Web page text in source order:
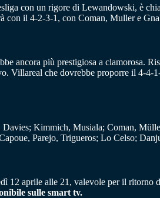
con un rigore di Lewandowski, è
con il 4-2-3-1, con Coman, Muller e
ancora più prestigiosa a clamorosa.
Villareal che dovrebbe proporre il 4-4-
Davies; Kimmich, Musiala; Coman,
Parejo, Trigueros; Lo Celso;
12 aprile alle 21, valevole per il ritorno
sulle smart tv.